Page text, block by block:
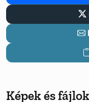
Képek és fájlok